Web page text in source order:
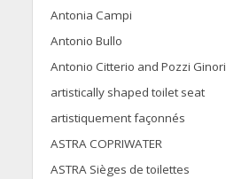
Antonia Campi
Antonio Bullo
Antonio Citterio and Pozzi Ginori
artistically shaped toilet seat
artistiquement façonnés
ASTRA COPRIWATER
ASTRA Sièges de toilettes